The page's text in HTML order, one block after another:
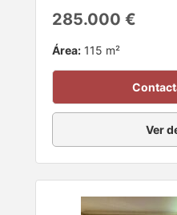
285.000 €
Área: 115 m²
Ver